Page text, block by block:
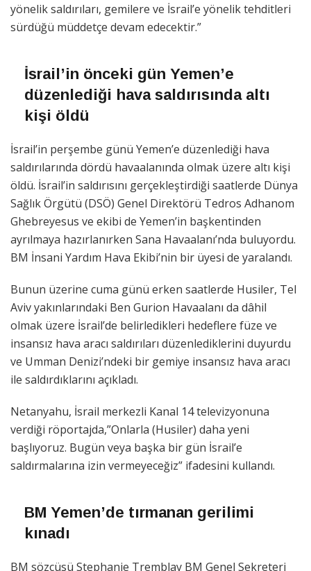
yönelik saldırıları, gemilere ve İsrail’e yönelik tehditleri
sürdüğü müddetçe devam edecektir.”
İsrail’in önceki gün Yemen’e
düzenlediği hava saldırısında altı
kişi öldü
İsrail’in perşembe günü Yemen’e düzenlediği hava
saldırılarında dördü havaalanında olmak üzere altı kişi
öldü. İsrail’in saldırısını gerçekleştirdiği saatlerde Dünya
Sağlık Örgütü (DSÖ) Genel Direktörü Tedros Adhanom
Ghebreyesus ve ekibi de Yemen’in başkentinden
ayrılmaya hazırlanırken Sana Havaalanı’nda buluyordu.
BM İnsani Yardım Hava Ekibi’nin bir üyesi de yaralandı.
Bunun üzerine cuma günü erken saatlerde Husiler, Tel
Aviv yakınlarındaki Ben Gurion Havaalanı da dâhil
olmak üzere İsrail’de belirledikleri hedeflere füze ve
insansız hava aracı saldırıları düzenlediklerini duyurdu
ve Umman Denizi’ndeki bir gemiye insansız hava aracı
ile saldırdıklarını açıkladı.
Netanyahu, İsrail merkezli Kanal 14 televizyonuna
verdiği röportajda,”Onlarla (Husiler) daha yeni
başlıyoruz. Bugün veya başka bir gün İsrail’e
saldırmalarına izin vermeyeceğiz” ifadesini kullandı.
BM Yemen’de tırmanan gerilimi
kınadı
BM sözcüsü Stephanie Tremblay BM Genel Sekreteri